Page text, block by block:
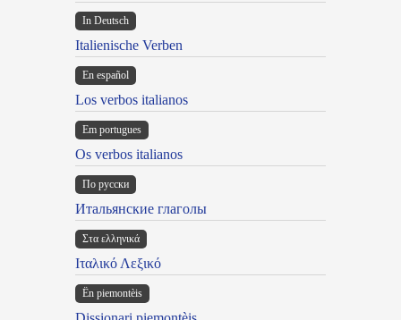
In Deutsch
Italienische Verben
En español
Los verbos italianos
Em portugues
Os verbos italianos
По русски
Итальянские глаголы
Στα ελληνικά
Ιταλικό Λεξικό
Ën piemontèis